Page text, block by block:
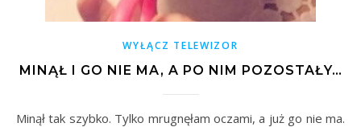
WYŁĄCZ TELEWIZOR
MINĄŁ I GO NIE MA, A PO NIM POZOSTAŁY…
Minął tak szybko. Tylko mrugnęłam oczami, a już go nie ma.